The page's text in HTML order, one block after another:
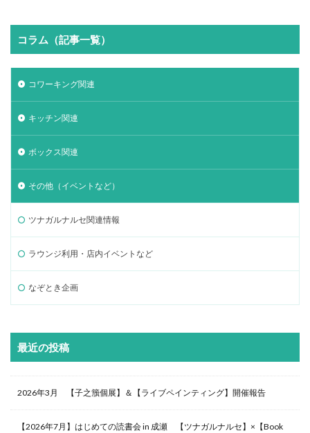
コラム（記事一覧）
コワーキング関連
キッチン関連
ボックス関連
その他（イベントなど）
ツナガルナルセ関連情報
ラウンジ利用・店内イベントなど
なぞとき企画
最近の投稿
2026年3月 【子之籏個展】＆【ライブペインティング】開催報告
【2026年7月】はじめての読書会 in 成瀬 【ツナガルナルセ】×【Book